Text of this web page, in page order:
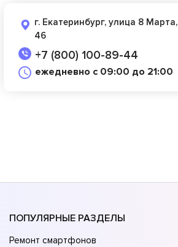
г. Екатеринбург, улица 8 Марта,
46
+7 (800) 100-89-44
ежедневно с 09:00 до 21:00
ПОПУЛЯРНЫЕ РАЗДЕЛЫ
Ремонт смартфонов